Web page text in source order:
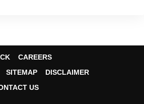
CAREERS
SITEMAP
DISCLAIMER
US